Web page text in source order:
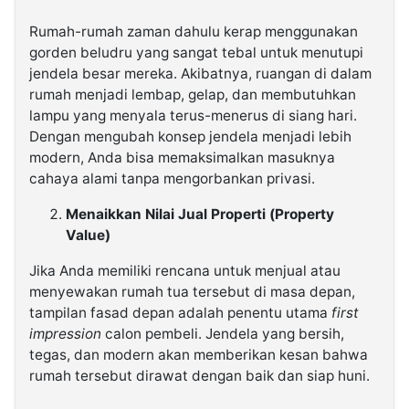
Rumah-rumah zaman dahulu kerap menggunakan
gorden beludru yang sangat tebal untuk menutupi
jendela besar mereka. Akibatnya, ruangan di dalam
rumah menjadi lembap, gelap, dan membutuhkan
lampu yang menyala terus-menerus di siang hari.
Dengan mengubah konsep jendela menjadi lebih
modern, Anda bisa memaksimalkan masuknya
cahaya alami tanpa mengorbankan privasi.
Menaikkan Nilai Jual Properti (Property
Value)
Jika Anda memiliki rencana untuk menjual atau
menyewakan rumah tua tersebut di masa depan,
tampilan fasad depan adalah penentu utama first
impression calon pembeli. Jendela yang bersih,
tegas, dan modern akan memberikan kesan bahwa
rumah tersebut dirawat dengan baik dan siap huni.